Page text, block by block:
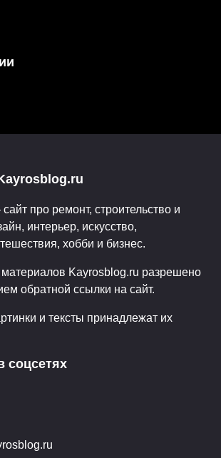
про ремонт, строительство и
интерьер, искусство,
хобби и бизнес.
Kayrosblog.ru разрешено
обратной ссылки на сайт.
и тексты принадлежат их
соцсетях